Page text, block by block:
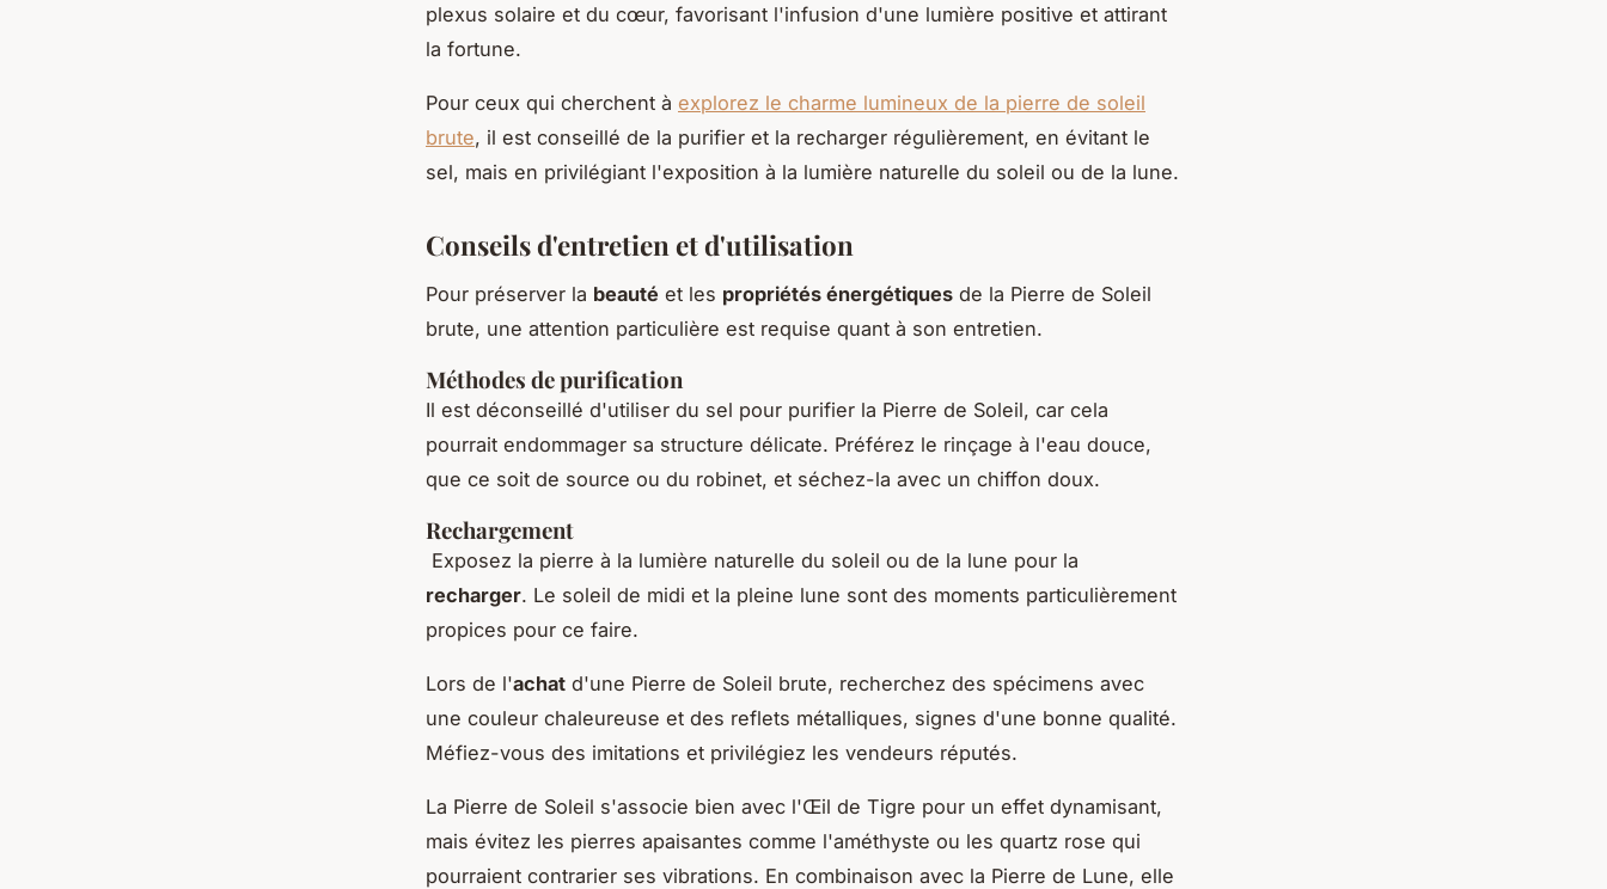
plexus solaire et du cœur, favorisant l'infusion d'une lumière positive et attirant
la fortune.
Pour ceux qui cherchent à explorez le charme lumineux de la pierre de soleil
brute, il est conseillé de la purifier et la recharger régulièrement, en évitant le
sel, mais en privilégiant l'exposition à la lumière naturelle du soleil ou de la lune.
Conseils d'entretien et d'utilisation
Pour préserver la beauté et les propriétés énergétiques de la Pierre de Soleil
brute, une attention particulière est requise quant à son entretien.
Méthodes de purification
Il est déconseillé d'utiliser du sel pour purifier la Pierre de Soleil, car cela
pourrait endommager sa structure délicate. Préférez le rinçage à l'eau douce,
que ce soit de source ou du robinet, et séchez-la avec un chiffon doux.
Rechargement
Exposez la pierre à la lumière naturelle du soleil ou de la lune pour la
recharger. Le soleil de midi et la pleine lune sont des moments particulièrement
propices pour ce faire.
Lors de l'achat d'une Pierre de Soleil brute, recherchez des spécimens avec
une couleur chaleureuse et des reflets métalliques, signes d'une bonne qualité.
Méfiez-vous des imitations et privilégiez les vendeurs réputés.
La Pierre de Soleil s'associe bien avec l'Œil de Tigre pour un effet dynamisant,
mais évitez les pierres apaisantes comme l'améthyste ou les quartz rose qui
pourraient contrarier ses vibrations. En combinaison avec la Pierre de Lune, elle